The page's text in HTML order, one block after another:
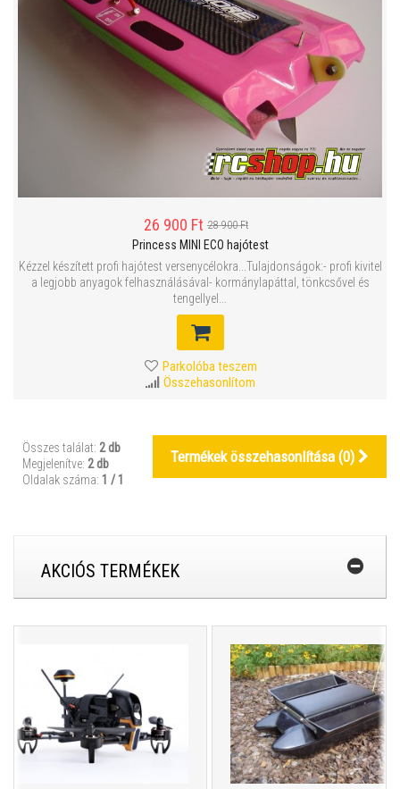
26 900 Ft 28 900 Ft
Princess MINI ECO hajótest
Kézzel készített profi hajótest versenycélokra...Tulajdonságok:- profi kivitel
a legjobb anyagok felhasználásával- kormánylapáttal, tönkcsővel és
tengellyel...
Parkolóba teszem
Összehasonlítom
Összes találat: 2 db
Megjelenítve: 2 db
Oldalak száma: 1 / 1
Termékek összehasonlítása (0)
AKCIÓS TERMÉKEK